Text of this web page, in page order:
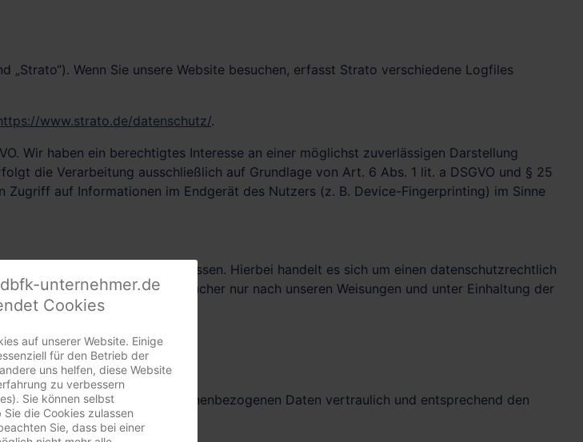
Wenn Sie unsere Website besuchen, erfasst Strato verschiedene Logfiles
www.strato.de/datenschutz/.
Wir haben ein berechtigtes Interesse an einer möglichst zuverlässigen Darstellung
die Verarbeitung ausschließlich auf Grundlage von Art. 6 Abs. 1 lit. a DSGVO und § 25
auf Informationen im Endgerät des Nutzers (z. B. Device-Fingerprinting) im Sinne
genannten Dienstes geschlossen. Hierbei handelt es sich um einen datenschutzrechtlich
Daten unserer Websitebesucher nur nach unseren Weisungen und unter Einhaltung der
Wir behandeln Ihre personenbezogenen Daten vertraulich und entsprechend den
unternehmer.de
Cookies
auf unserer Website. Einige
für den Betrieb der
uns helfen, diese Website
zu verbessern
Sie können selbst
die Cookies zulassen
Sie, dass bei einer